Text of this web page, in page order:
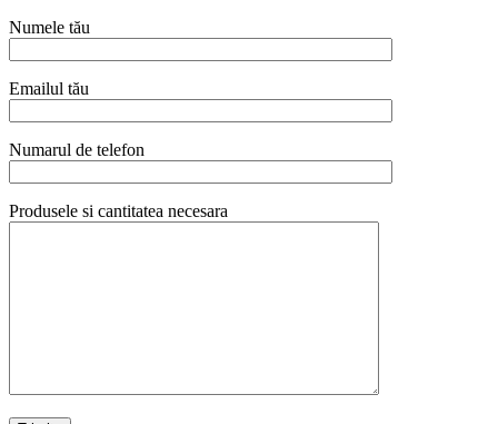
Numele tău
Emailul tău
Numarul de telefon
Produsele si cantitatea necesara